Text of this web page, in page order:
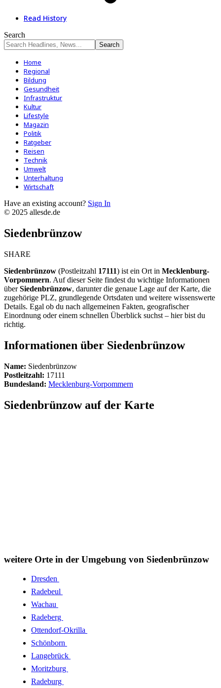
Read History
Search
Home
Regional
Bildung
Gesundheit
Infrastruktur
Kultur
Lifestyle
Magazin
Politik
Ratgeber
Reisen
Technik
Umwelt
Unterhaltung
Wirtschaft
Have an existing account? Sign In
© 2025 allesde.de
Siedenbrünzow
SHARE
Siedenbrünzow (Postleitzahl 17111) ist ein Ort in Mecklenburg-
Vorpommern. Auf dieser Seite findest du wichtige Informationen
überSiedenbrünzow, darunter die genaue Lage auf der Karte, die
zugehörige PLZ, grundlegende Ortsdaten und weitere wissenswerte
Details. Egal ob du nach allgemeinen Fakten, geografischer
Einordnung oder einem schnellen Überblick suchst – hier bist du
richtig.
Informationen über Siedenbrünzow
Name: Siedenbrünzow
Postleitzahl: 17111
Bundesland: Mecklenburg-Vorpommern
Siedenbrünzow auf der Karte
weitere Orte in der Umgebung von Siedenbrünzow
Dresden
Radebeul
Wachau
Radeberg
Ottendorf-Okrilla
Schönborn
Langebrück
Moritzburg
Radeburg